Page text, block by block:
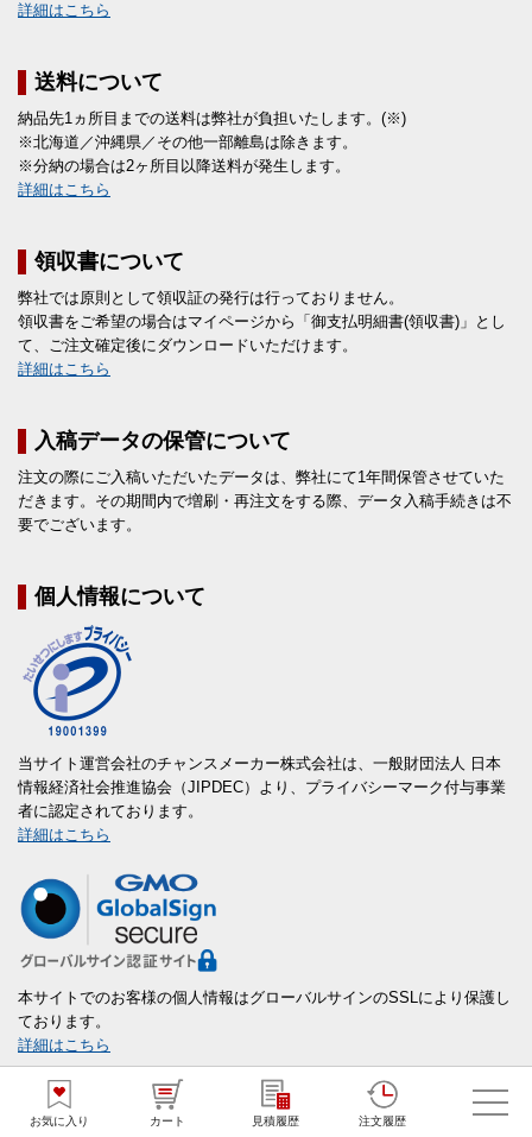
お気に入り カート 見積履歴 注文履歴
詳細はこちら
送料について
納品先1ヵ所目までの送料は弊社が負担いたします。(※)
※北海道／沖縄県／その他一部離島は除きます。
※分納の場合は2ヶ所目以降送料が発生します。
詳細はこちら
領収書について
弊社では原則として領収証の発行は行っておりません。
領収書をご希望の場合はマイページから「御支払明細書(領収書)」とし
て、ご注文確定後にダウンロードいただけます。
詳細はこちら
入稿データの保管について
注文の際にご入稿いただいたデータは、弊社にて1年間保管させていた
だきます。その期間内で増刷・再注文をする際、データ入稿手続きは不
要でございます。
個人情報について
当サイト運営会社のチャンスメーカー株式会社は、一般財団法人 日本
情報経済社会推進協会（JIPDEC）より、プライバシーマーク付与事業
者に認定されております。
詳細はこちら
本サイトでのお客様の個人情報はグローバルサインのSSLにより保護し
ております。
詳細はこちら